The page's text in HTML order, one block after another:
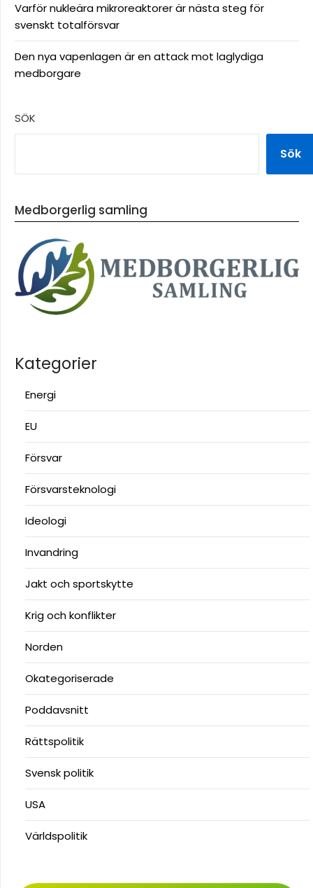
Varför nukleära mikroreaktorer är nästa steg för
svenskt totalförsvar
Den nya vapenlagen är en attack mot laglydiga
medborgare
SÖK
Sök
Medborgerlig samling
Kategorier
Energi
EU
Försvar
Försvarsteknologi
Ideologi
Invandring
Jakt och sportskytte
Krig och konflikter
Norden
Okategoriserade
Poddavsnitt
Rättspolitik
Svensk politik
USA
Världspolitik